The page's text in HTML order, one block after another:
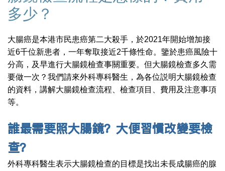
多少？
大腸癌是本港市民患癌第二大殺手，於2021年開始增加接
近6千位新患者，一年奪取接近2千條性命。鑒於患癌風險十
分高，及早進行大腸鏡檢查事關重要。但大腸鏡檢查多久需
要做一次？我們請來外科專科醫生，為各位説明大腸鏡檢查
的資料，講解大腸鏡檢查流程、檢查項目、費用及注意事項
等。
誰最需要照大腸鏡？大便習慣改變要檢
查？
外科專科醫生表示大腸鏡檢查的目標是找出未長成腸癌的腺